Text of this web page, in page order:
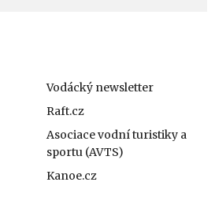
Vodácký newsletter
Raft.cz
Asociace vodní turistiky a
sportu (AVTS)
Kanoe.cz